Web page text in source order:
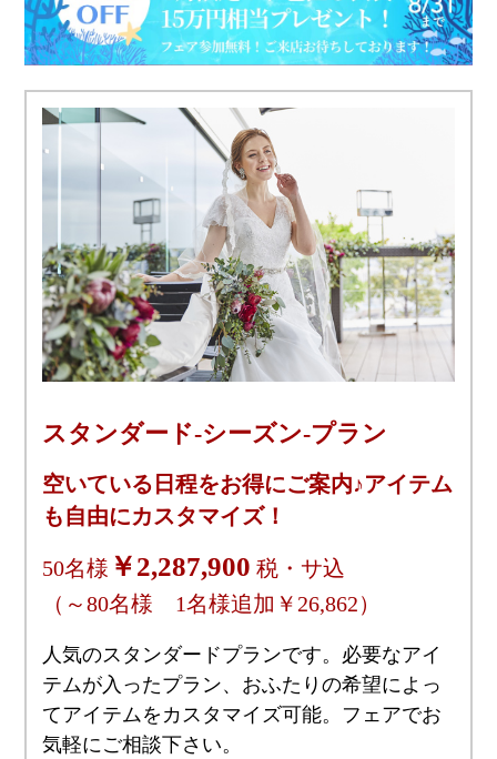
スタンダード-シーズン-プラン
空いている日程をお得にご案内♪アイテム
も自由にカスタマイズ！
50名様 ￥2,287,900 税・サ込
（～80名様 1名様追加￥26,862）
人気のスタンダードプランです。必要なアイ
テムが入ったプラン、おふたりの希望によっ
てアイテムをカスタマイズ可能。フェアでお
気軽にご相談下さい。